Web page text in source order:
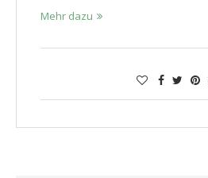
Mehr dazu